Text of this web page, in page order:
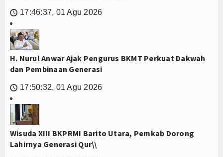
🕔 17:46:37, 01 Agu 2026
H. Nurul Anwar Ajak Pengurus BKMT Perkuat Dakwah
dan Pembinaan Generasi
🕔 17:50:32, 01 Agu 2026
Wisuda XIII BKPRMI Barito Utara, Pemkab Dorong
Lahirnya Generasi Qur\\